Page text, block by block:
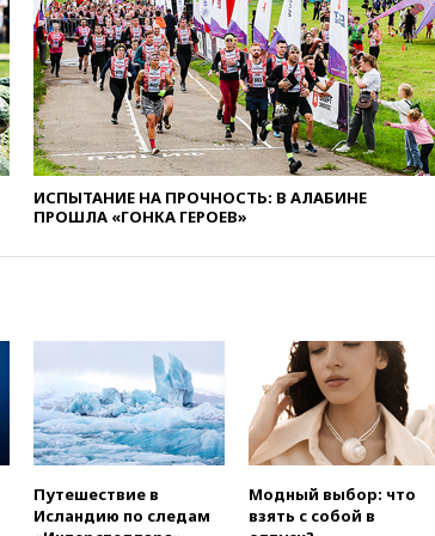
девяти БПЛА, сбитых на
подлете к Москве
08:42Силы ПВО сбили почти
400 БПЛА над российскими
регионами
08:16Лукашенко призвал
селах
обсуждают координацию
усилий против наркотрафика
05:30
ВМС Испании усилили
присутствие в Сеуте на фоне
миграционного кризиса
В Минстрое сравнили
качество жилья в Нью-Йорке и
России
ИСПЫТАНИЕ НА ПРОЧНОСТЬ: В АЛАБИНЕ
ПРОШЛА «ГОНКА ГЕРОЕВ»
Путешествие в
Исландию по следам
Модный выбор: что
взять с собой в